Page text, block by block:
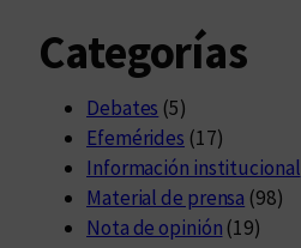
Categorías
Debates (5)
Efemérides (17)
Información institucional
Material de prensa (98)
Nota de opinión (19)